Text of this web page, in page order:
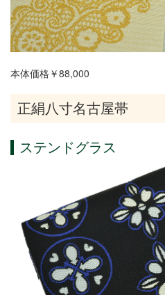
本体価格￥88,000
正絹八寸名古屋帯
ステンドグラス